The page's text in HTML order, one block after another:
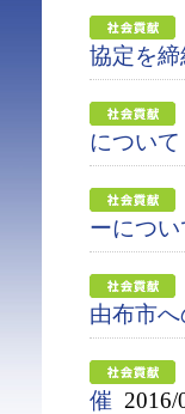
協定を締
について
ーについ
由布市
催 2016/